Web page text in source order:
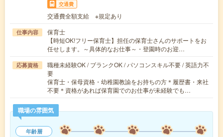
交通費
交通費全額支給 ※規定あり
仕事内容
保育士
【時短OK!フリー保育士】担任の保育士さんのサポートをお
任せします。～具体的なお仕事～・登園時のお迎…
応募資格
職種未経験OK / ブランクOK / パソコンスキル不要 / 英語力不
要
保育士・保母資格・幼稚園教諭をお持ちの方＊履歴書・来社
不要＊資格があれば保育園でのお仕事が未経験でも…
職場の雰囲気
年齢層